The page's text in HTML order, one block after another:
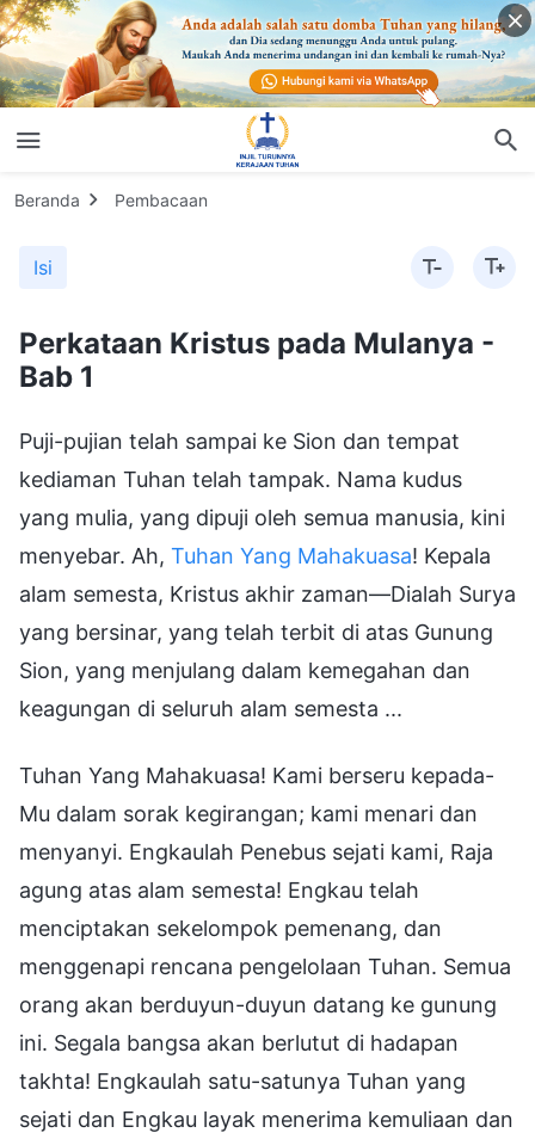
Beranda Pembacaan
Isi
Perkataan Kristus pada Mulanya -
Bab 1
Puji-pujian telah sampai ke Sion dan tempat
kediaman Tuhan telah tampak. Nama kudus
yang mulia, yang dipuji oleh semua manusia, kini
menyebar. Ah, Tuhan Yang Mahakuasa! Kepala
alam semesta, Kristus akhir zaman—Dialah Surya
yang bersinar, yang telah terbit di atas Gunung
Sion, yang menjulang dalam kemegahan dan
keagungan di seluruh alam semesta ...
Tuhan Yang Mahakuasa! Kami berseru kepada-
Mu dalam sorak kegirangan; kami menari dan
menyanyi. Engkaulah Penebus sejati kami, Raja
agung atas alam semesta! Engkau telah
menciptakan sekelompok pemenang, dan
menggenapi rencana pengelolaan Tuhan. Semua
orang akan berduyun-duyun datang ke gunung
ini. Segala bangsa akan berlutut di hadapan
takhta! Engkaulah satu-satunya Tuhan yang
sejati dan Engkau layak menerima kemuliaan dan